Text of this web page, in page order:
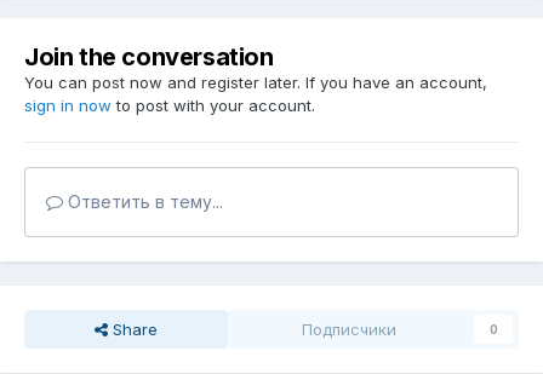
Join the conversation
You can post now and register later. If you have an account,
sign in now to post with your account.
Ответить в тему...
Share Подписчики 0